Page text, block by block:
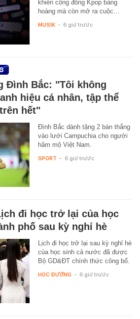
khiến cộng đồng Kpop bàng
hoàng mà còn mở ra cuộc…
MUSIK - 6 giờ trước
Đình Bắc: "Tôi không
hiệu cá nhân, tập thể
hết"
Đình Bắc dành tặng 2 bàn thắng
vào lưới Campuchia cho người
hâm mộ Việt Nam.
SPORT - 6 giờ trước
đi học trở lại của học
phố sau kỳ nghỉ hè
Lịch đi học trở lại sau kỳ nghỉ hè
của học sinh cả nước đã được
Bộ GD&ĐT chính thức công bố.
HỌC ĐƯỜNG - 6 giờ trước